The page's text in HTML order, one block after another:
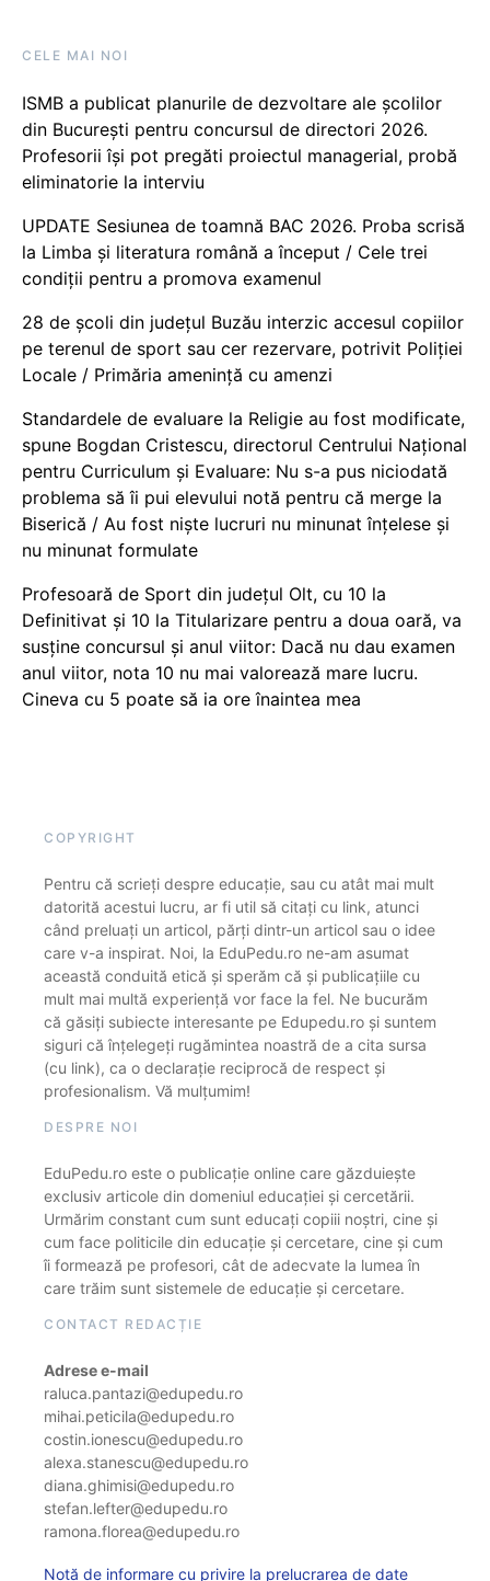
CELE MAI NOI
ISMB a publicat planurile de dezvoltare ale școlilor
din București pentru concursul de directori 2026.
Profesorii își pot pregăti proiectul managerial, probă
eliminatorie la interviu
UPDATE Sesiunea de toamnă BAC 2026. Proba scrisă
la Limba și literatura română a început / Cele trei
condiții pentru a promova examenul
28 de școli din județul Buzău interzic accesul copiilor
pe terenul de sport sau cer rezervare, potrivit Poliției
Locale / Primăria amenință cu amenzi
Standardele de evaluare la Religie au fost modificate,
spune Bogdan Cristescu, directorul Centrului Național
pentru Curriculum și Evaluare: Nu s-a pus niciodată
problema să îi pui elevului notă pentru că merge la
Biserică / Au fost niște lucruri nu minunat înțelese și
nu minunat formulate
Profesoară de Sport din județul Olt, cu 10 la
Definitivat și 10 la Titularizare pentru a doua oară, va
susține concursul și anul viitor: Dacă nu dau examen
anul viitor, nota 10 nu mai valorează mare lucru.
Cineva cu 5 poate să ia ore înaintea mea
COPYRIGHT
Pentru că scrieți despre educație, sau cu atât mai mult
datorită acestui lucru, ar fi util să citați cu link, atunci
când preluați un articol, părți dintr-un articol sau o idee
care v-a inspirat. Noi, la EduPedu.ro ne-am asumat
această conduită etică și sperăm că și publicațiile cu
mult mai multă experiență vor face la fel. Ne bucurăm
că găsiți subiecte interesante pe Edupedu.ro și suntem
siguri că înțelegeți rugămintea noastră de a cita sursa
(cu link), ca o declarație reciprocă de respect și
profesionalism. Vă mulțumim!
DESPRE NOI
EduPedu.ro este o publicație online care găzduiește
exclusiv articole din domeniul educației și cercetării.
Urmărim constant cum sunt educați copiii noștri, cine și
cum face politicile din educație și cercetare, cine și cum
îi formează pe profesori, cât de adecvate la lumea în
care trăim sunt sistemele de educație și cercetare.
CONTACT REDACȚIE
Adrese e-mail
raluca.pantazi@edupedu.ro
mihai.peticila@edupedu.ro
costin.ionescu@edupedu.ro
alexa.stanescu@edupedu.ro
diana.ghimisi@edupedu.ro
stefan.lefter@edupedu.ro
ramona.florea@edupedu.ro
Notă de informare cu privire la prelucrarea de date